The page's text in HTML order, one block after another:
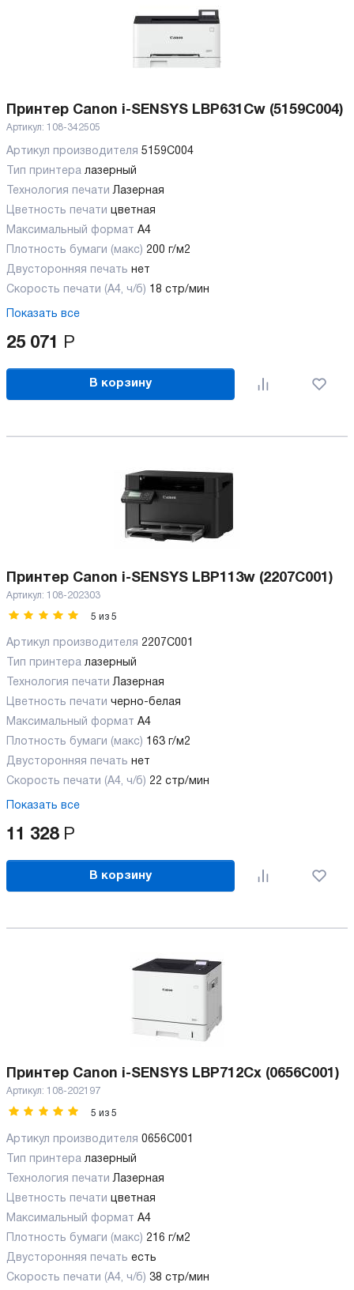
Принтер Canon i-SENSYS LBP631Cw (5159C004)
Артикул: 108-342505
Артикул производителя 5159C004
Тип принтера лазерный
Технология печати Лазерная
Цветность печати цветная
Максимальный формат А4
Плотность бумаги (макс) 200 г/м2
Двусторонняя печать нет
Скорость печати (А4, ч/б) 18 стр/мин
Показать все
25 071 Р
В корзину
Принтер Canon i-SENSYS LBP113w (2207C001)
Артикул: 108-202303
5 из 5
Артикул производителя 2207C001
Тип принтера лазерный
Технология печати Лазерная
Цветность печати черно-белая
Максимальный формат А4
Плотность бумаги (макс) 163 г/м2
Двусторонняя печать нет
Скорость печати (А4, ч/б) 22 стр/мин
Показать все
11 328 Р
В корзину
Принтер Canon i-SENSYS LBP712Cx (0656C001)
Артикул: 108-202197
5 из 5
Артикул производителя 0656C001
Тип принтера лазерный
Технология печати Лазерная
Цветность печати цветная
Максимальный формат А4
Плотность бумаги (макс) 216 г/м2
Двусторонняя печать есть
Скорость печати (А4, ч/б) 38 стр/мин